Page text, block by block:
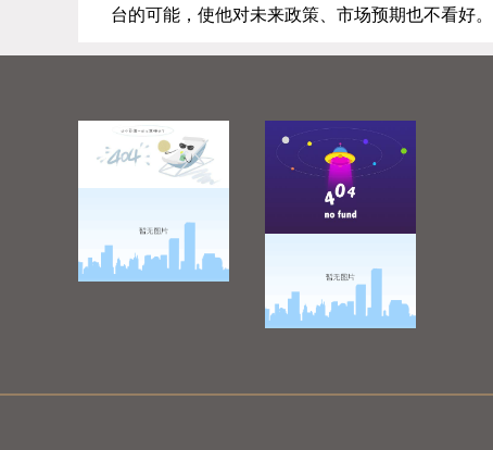
台的可能，使他对未来政策、市场预期也不看好。